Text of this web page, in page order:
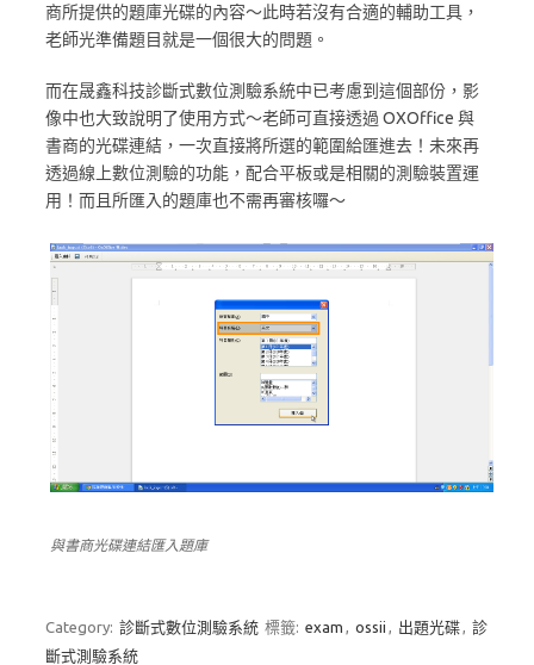
商所提供的題庫光碟的內容～此時若沒有合適的輔助工具，
老師光準備題目就是一個很大的問題。
而在晟鑫科技診斷式數位測驗系統中已考慮到這個部份，影
像中也大致說明了使用方式～老師可直接透過 OXOffice 與
書商的光碟連結，一次直接將所選的範圍給匯進去！未來再
透過線上數位測驗的功能，配合平板或是相關的測驗裝置運
用！而且所匯入的題庫也不需再審核囉～
與書商光碟連結匯入題庫
Category: 診斷式數位測驗系統 標籤: exam ossii 出題光碟
診
斷式測驗系統